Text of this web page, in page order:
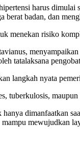
harus
berat badan, dan
menekan risiko
tatalaksana
langkah nyata
tuberkulosis,
dimanfaatkan
mewujudkan